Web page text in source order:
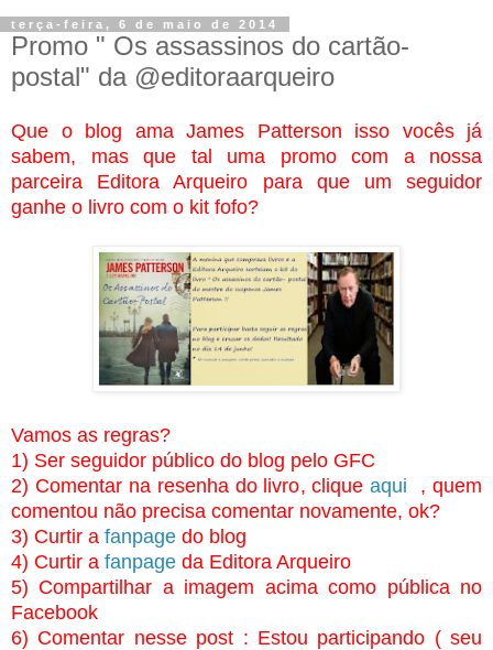
terça-feira, 6 de maio de 2014
Promo " Os assassinos do cartão-
postal" da @editoraarqueiro
Que o blog ama James Patterson isso vocês já
sabem, mas que tal uma promo com a nossa
parceira Editora Arqueiro para que um seguidor
ganhe o livro com o kit fofo?
Vamos as regras?
1) Ser seguidor público do blog pelo GFC
2) Comentar na resenha do livro, cliqueaqui , quem
comentou não precisa comentar novamente, ok?
3) Curtir a fanpage do blog
4) Curtir a fanpage da Editora Arqueiro
5) Compartilhar a imagem acima como pública no
Facebook
6) Comentar nesse post : Estou participando ( seu